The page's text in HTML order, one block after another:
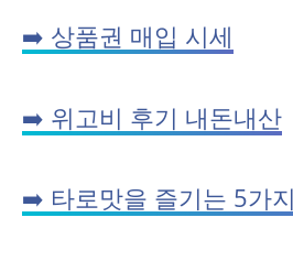
➡️ 상품권 매입 시세
➡️ 위고비 후기 내돈내산
➡️ 타로맛을 즐기는 5가